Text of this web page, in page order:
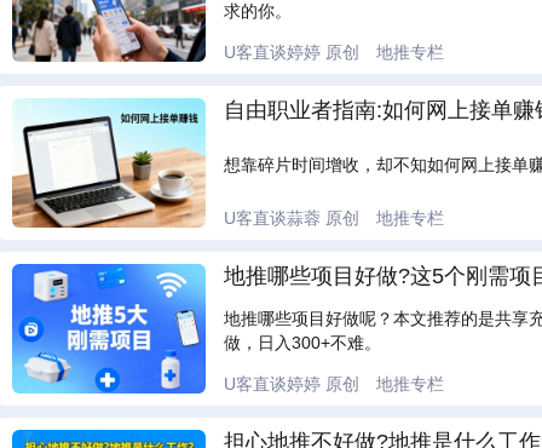
求的你。
U客直谈婷婷 原创 地推专栏
自由职业者指南:如何网上接单
想靠碎片时间增收，却不知如何网上接单
U客直谈蒜蓉 原创 地推专栏
地推哪些项目好做?这5个刚需项
地推哪些项目好做呢？本文推荐的是共享
做，日入300+不难。
U客直谈婷婷 原创 地推专栏
担心地推不好做?地推是什么工